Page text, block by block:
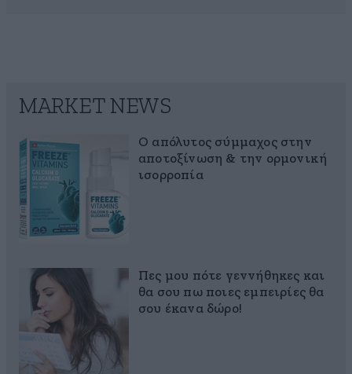
MARKET NEWS
Ο απόλυτος σύμμαχος στην
αποτοξίνωση & την ορμονική
ισορροπία
Πες μου πότε γεννήθηκες και
θα σου πω ποιες εμπειρίες θα
σου έκανα δώρο!